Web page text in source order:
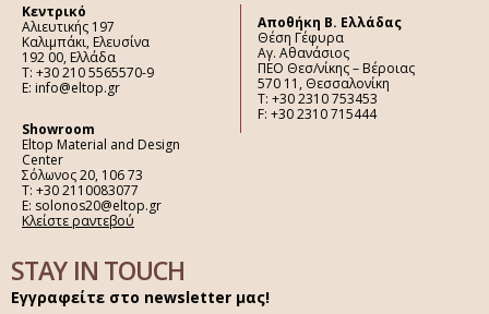
Κεντρικό
Αλιευτικής 197
Καλιμπάκι, Ελευσίνα
192 00, Ελλάδα
Τ: +30 210 5565570-9
E: info@eltop.gr
Showroom
Eltop Material and Design
Center
Σόλωνος 20, 106 73
Τ: +30 2110083077
E: solonos20@eltop.gr
Κλείστε ραντεβού
Aποθήκη Β. Ελλάδας
Θέση Γέφυρα
Αγ. Αθανάσιος
ΠΕΟ Θεσ/νίκης – Βέροιας
570 11, Θεσσαλονίκη
Τ: +30 2310 753453
F: +30 2310 715444
STAY IN TOUCH
Εγγραφείτε στο newsletter μας!